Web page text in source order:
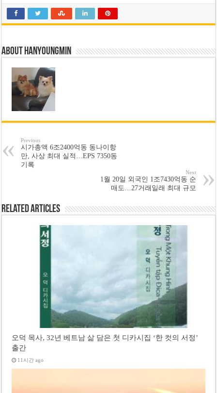
About hanyoungmin
Previous
시가총액 6조2400억동 동나이항
만, 사상 최대 실적…EPS 7350동
기록
Next
1월 20일 외국인 1조7430억동 순
매도…27거래일래 최대 규모
Related Articles
오덕 목사, 32년 베트남 삶 담은 첫 디카시집 ‘한 컷의 서정’
출간
11시간 ago